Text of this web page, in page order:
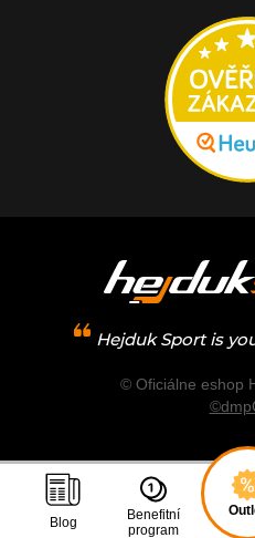
Hejduk Sport is
© Oficiálne eshop
Blog
Benefitní
program